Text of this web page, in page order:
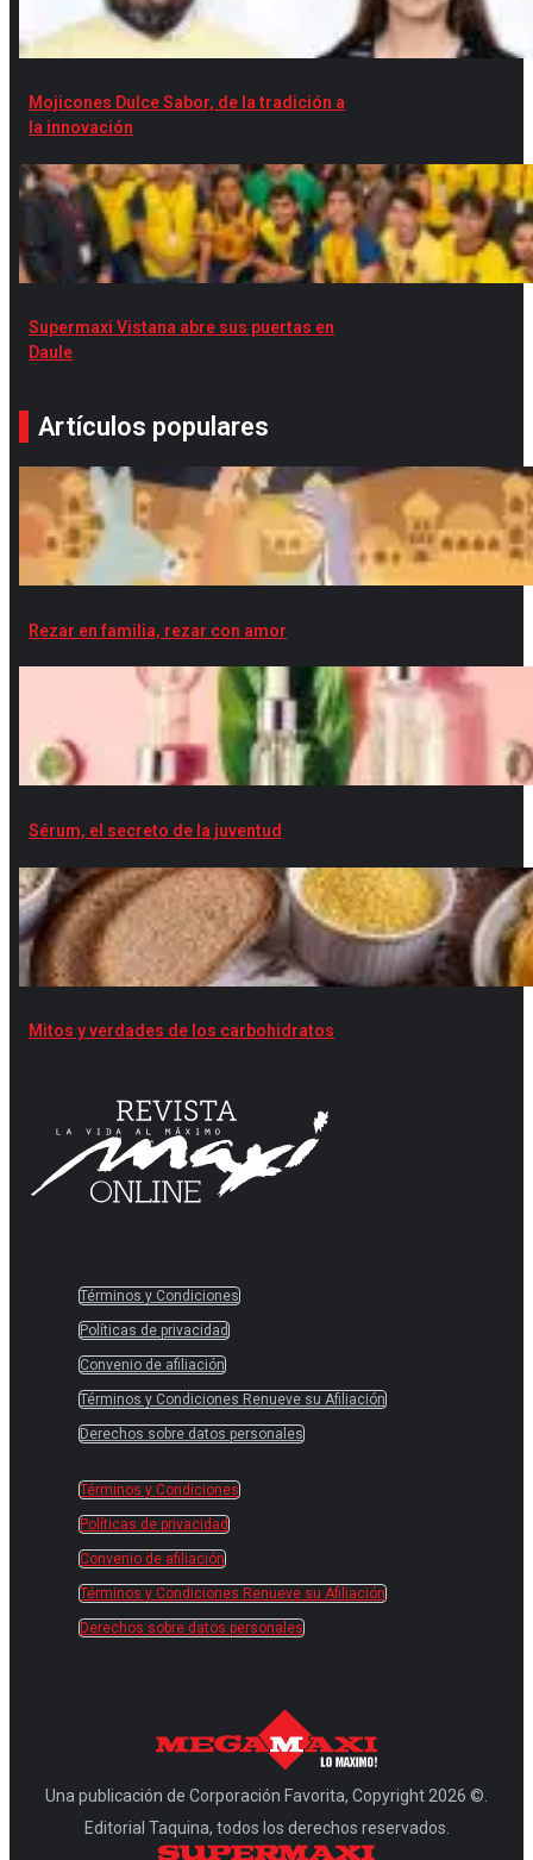
Mojicones Dulce Sabor, de la tradición a
la innovación
Supermaxi Vistana abre sus puertas en
Daule
Artículos populares
Rezar en familia, rezar con amor
Sérum, el secreto de la juventud
Mitos y verdades de los carbohidratos
Términos y Condiciones
Políticas de privacidad
Convenio de afiliación
Términos y Condiciones Renueve su Afiliación
Derechos sobre datos personales
Términos y Condiciones
Políticas de privacidad
Convenio de afiliación
Términos y Condiciones Renueve su Afiliación
Derechos sobre datos personales
Una publicación de Corporación Favorita, Copyright 2026 ©.
Editorial Taquina, todos los derechos reservados.